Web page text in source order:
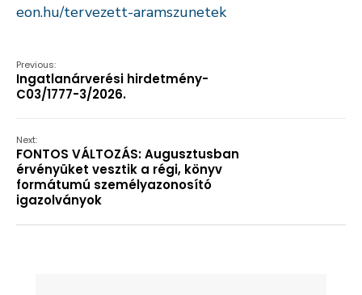
eon.hu/tervezett-aramszunetek
Previous:
Ingatlanárverési hirdetmény-
C03/1777-3/2026.
Next:
FONTOS VÁLTOZÁS: Augusztusban
érvényüket vesztik a régi, könyv
formátumú személyazonosító
igazolványok